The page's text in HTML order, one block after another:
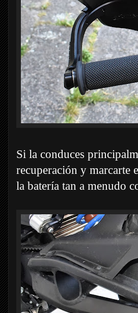
Si la conduces
recuperación y marcarte
la batería tan a menudo